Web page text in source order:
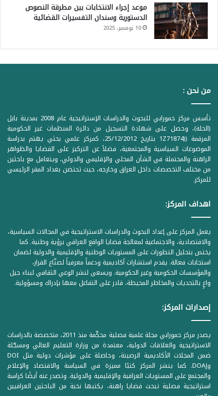
موعد إجراء الانتخابات بين مطرقة النصوص
الدستورية وسندان التفسيرات القضائية
10 نوفمبر، 2025
من نحن :
تأسس مركز حمورابي للبحوث والدراسات الإستراتيجية عام 2008 بمدينة بابل
(الحلة)، وحصل على شهادة التسجيل من دائرة المنظمات غير الحكومية
المرقمة ((1Z71874 بتاريخ 25/12/2012، كمركز علمي بحثي يهتم بدراسة
الموضوعات السياسية والمجتمعية، فضلاً عن التركيز على القضايا والظواهر
الراهنة والمحتملة في الشأن المحلي والإقليمي والدولي، ويتعامل مع باحثين
من مختلف التخصصات داخل العراق وخارجه، حيث تحتضن بغداد المقر الرئيسي
للمركز.
اهداف المركز:
يعمل المركز على إعداد البحوث والدراسات الاستراتيجية في المجالات السياسية،
والاقتصادية، والاجتماعية لمعالجة قضايا الواقع العراقي برؤية وطنية. كما
يختص بتحليل التطورات على المستويات الوطنية والإقليمية والدولية لضمان
استجابات فعالة. يقدم استشارات أكاديمية ودعماً معرفياً لصنّاع القرار،
والمؤسسات الحكومية وغير الحكومية. ويسعى لنشر الوعي الثقافي لبناء جيل
واعٍ بالتحديات والمخاطر المحيطة، قادر على التفاعل معها بإدراك ومسؤولية.
إصدارات المركز:
يصدر مركز حمورابي مجلة علمية فصلية محكّمة منذ 2011، متخصصة بالدراسات
الاستراتيجية والعلاقات الدولية، معتمدة من وزارة التعليم العالي ومسجّلة
ضمن المجلات الأكاديمية الرصينة، وحاصلة على مؤشرات دولية مثل DOI
وDOAJ. كما ينشر المركز كتبًا مميزة في السياسة والاقتصاد والإعلام
والمجتمع على المستويات العراقية والإقليمية والدولية. وتصدر عنه أيضًا كراسة
استراتيجية فصلية تبحث قضايا راهنة، يكتبها نخبة من الباحثين العراقيين